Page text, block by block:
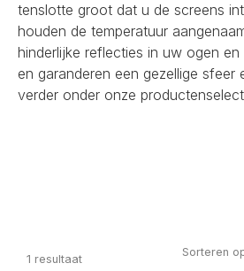
tenslotte groot dat u de screens
houden de temperatuur
hinderlijke reflecties in uw ogen
en garanderen een gezellige sfeer
verder onder onze
1 resultaat Sorteren